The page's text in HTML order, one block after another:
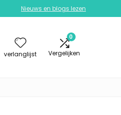
Nieuws en blogs lezen
verlanglijst
0
Vergelijken